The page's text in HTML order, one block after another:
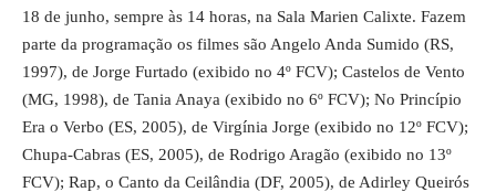
18 de junho, sempre às 14 horas, na Sala Marien Calixte. Fazem
parte da programação os filmes são Angelo Anda Sumido (RS,
1997), de Jorge Furtado (exibido no 4º FCV); Castelos de Vento
(MG, 1998), de Tania Anaya (exibido no 6º FCV); No Princípio
Era o Verbo (ES, 2005), de Virgínia Jorge (exibido no 12º FCV);
Chupa-Cabras (ES, 2005), de Rodrigo Aragão (exibido no 13º
FCV); Rap, o Canto da Ceilândia (DF, 2005), de Adirley Queirós